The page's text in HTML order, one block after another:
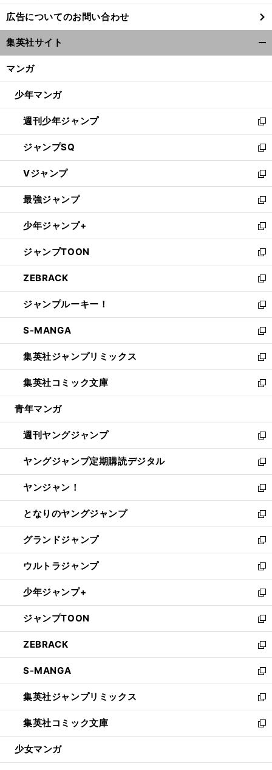
し
い
ウ
ィ
ン
ウ
開
く
広告についてのお問い合わせ
集英社サイト
マンガ
少年マンガ
週刊少年ジャンプ
新
し
い
ウ
ィ
ン
ド
ウ
で
開
く
ジャンプSQ
新
し
い
ウ
ィ
ン
ド
ウ
で
開
く
Vジャンプ
新
し
い
ウ
ィ
ン
ド
ウ
で
開
く
最強ジャンプ
新
し
い
ウ
ィ
ン
ド
ウ
で
開
く
少年ジャンプ+
新
し
い
ウ
ィ
ン
ド
ウ
で
開
く
ジャンプTOON
新
し
い
ウ
ィ
ン
ド
ウ
で
開
く
ZEBRACK
新
し
い
ウ
ィ
ン
ド
ウ
で
開
ジャンプルーキー！
新
し
い
ウ
ィ
ン
ド
ウ
開
く
S-MANGA
新
し
い
ウ
ィ
ン
ウ
で
開
く
集英社ジャンプリミックス
新
し
い
ウ
ン
ド
ウ
で
開
く
集英社コミック文庫
新
し
ウ
ィ
ン
ド
ウ
で
開
く
青年マンガ
週刊ヤングジャンプ
新
し
い
ウ
ィ
ン
ド
ウ
で
開
く
ヤングジャンプ定期購読デジタル
新
し
い
ウ
ィ
ン
ド
ウ
で
開
く
ヤンジャン！
新
し
い
ウ
ィ
ン
ド
ウ
で
開
く
となりのヤングジャンプ
新
し
い
ウ
ィ
ン
ド
ウ
で
開
く
グランドジャンプ
新
し
い
ウ
ィ
ン
ド
ウ
で
開
く
ウルトラジャンプ
新
し
い
ウ
ィ
ン
ド
ウ
で
開
く
少年ジャンプ+
新
し
い
ウ
ィ
ン
ド
ウ
で
開
く
ジャンプTOON
新
し
い
ウ
ィ
ン
ド
ウ
で
開
ZEBRACK
新
し
い
ウ
ィ
ン
ド
ウ
開
S-MANGA
新
し
い
ウ
ィ
ン
ウ
集英社ジャンプリミックス
新
し
い
ウ
ン
集英社コミック文庫
新
し
ウ
少女マンガ